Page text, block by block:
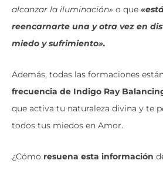
alcanzar la iluminación» o que
reencarnarte una y otra vez en
miedo y sufrimiento».
Además, todas las formaciones
frecuencia de Indigo Ray
que activa tu naturaleza divina y te
todos tus miedos en Amor.
¿Cómo resuena esta información